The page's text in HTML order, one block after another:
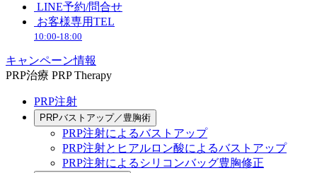
LINE予約/問合せ
お客様専用TEL
10:00-18:00
キャンペーン情報
PRP治療 PRP Therapy
PRP注射
PRPバストアップ／豊胸術
PRP注射によるバストアップ
PRP注射とヒアルロン酸によるバストアップ
PRP注射によるシリコンバッグ豊胸修正